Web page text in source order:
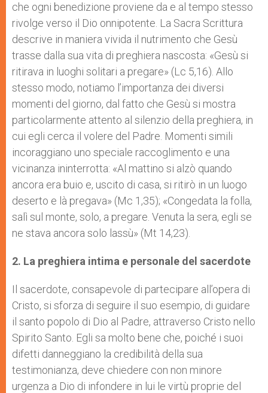
che ogni benedizione proviene da e al tempo stesso
rivolge verso il Dio onnipotente. La Sacra Scrittura
descrive in maniera vivida il nutrimento che Gesù
trasse dalla sua vita di preghiera nascosta: «Gesù si
ritirava in luoghi solitari a pregare» (Lc 5,16). Allo
stesso modo, notiamo l’importanza dei diversi
momenti del giorno, dal fatto che Gesù si mostra
particolarmente attento al silenzio della preghiera, in
cui egli cerca il volere del Padre. Momenti simili
incoraggiano uno speciale raccoglimento e una
vicinanza ininterrotta: «Al mattino si alzò quando
ancora era buio e, uscito di casa, si ritirò in un luogo
deserto e là pregava» (Mc 1,35); «Congedata la folla,
salì sul monte, solo, a pregare. Venuta la sera, egli se
ne stava ancora solo lassù» (Mt 14,23).
2. La preghiera intima e personale del sacerdote
Il sacerdote, consapevole di partecipare all’opera di
Cristo, si sforza di seguire il suo esempio, di guidare
il santo popolo di Dio al Padre, attraverso Cristo nello
Spirito Santo. Egli sa molto bene che, poiché i suoi
difetti danneggiano la credibilità della sua
testimonianza, deve chiedere con non minore
urgenza a Dio di infondere in lui le virtù proprie del